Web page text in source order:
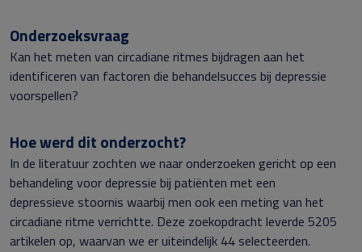
Onderzoeksvraag
Kan het meten van circadiane ritmes bijdragen aan het
identificeren van factoren die behandelsucces bij depressie
voorspellen?
Hoe werd dit onderzocht?
In de literatuur zochten we naar onderzoeken gericht op een
behandeling voor depressie bij patiënten met een
depressieve stoornis waarbij men ook een meting van het
circadiane ritme verrichtte. Deze zoekopdracht leverde 5205
artikelen op, waarvan we er uiteindelijk 44 selecteerden.